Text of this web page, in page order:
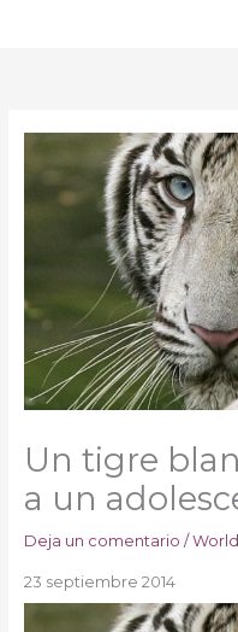
Un tigre
a un
Deja un comentario / World
23 septiembre 2014